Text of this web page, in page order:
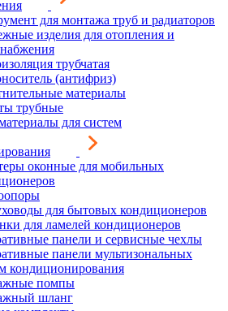
для монтажа труб и радиаторов
изделия для отопления и
трубчатая
(антифриз)
материалы
трубные
для систем
оконные для мобильных
для бытовых кондиционеров
для ламелей кондиционеров
панели и сервисные чехлы
панели мультизональных
кондиционирования
помпы
шланг